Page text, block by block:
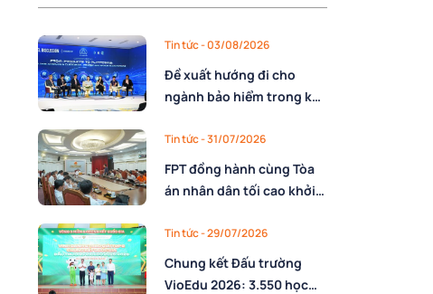
Tin tức- 03/08/2026
Đề xuất hướng đi cho
ngành bảo hiểm trong kỷ
nghệ và xây dựng lực
lượng lao động AI
Tin tức- 31/07/2026
FPT đồng hành cùng Tòa
án nhân dân tối cao khởi
số quản trị, phân giao
nhiệm vụ và đánh giá cán
bộ
Tin tức- 29/07/2026
Chung kết Đấu trường
VioEdu 2026: 3.550 học